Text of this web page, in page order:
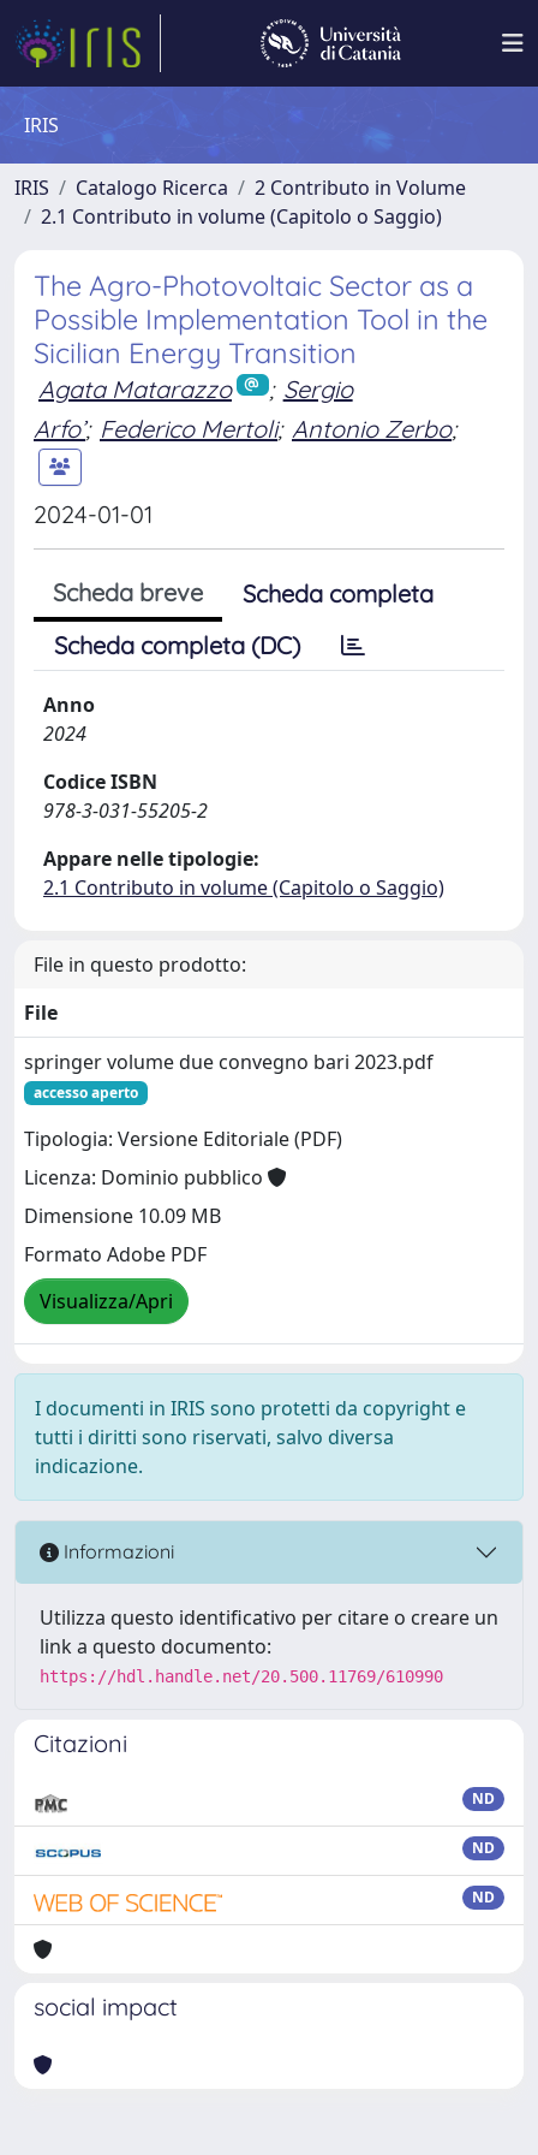
IRIS
IRIS Catalogo Ricerca
2 Contributo in Volume
2.1 Contributo in volume (Capitolo o Saggio)
The Agro-Photovoltaic Sector as a
Possible Implementation Tool in the
Sicilian Energy Transition
Agata Matarazzo ; Sergio
Arfo’; Federico Mertoli; Antonio Zerbo;
2024-01-01
Scheda breve
Scheda completa
Scheda completa (DC)
Anno
2024
Codice ISBN
978-3-031-55205-2
Appare nelle tipologie:
2.1 Contributo in volume (Capitolo o Saggio)
File in questo prodotto:
File
springer volume due convegno bari 2023.pdf
accesso aperto
Tipologia: Versione Editoriale (PDF)
Licenza: Dominio pubblico
Dimensione 10.09 MB
Formato Adobe PDF
Visualizza/Apri
I documenti in IRIS sono protetti da copyright e
tutti i diritti sono riservati, salvo diversa
indicazione.
Informazioni
Utilizza questo identificativo per citare o creare un
link a questo documento:
https://hdl.handle.net/20.500.11769/610990
Citazioni
ND
ND
ND
social impact